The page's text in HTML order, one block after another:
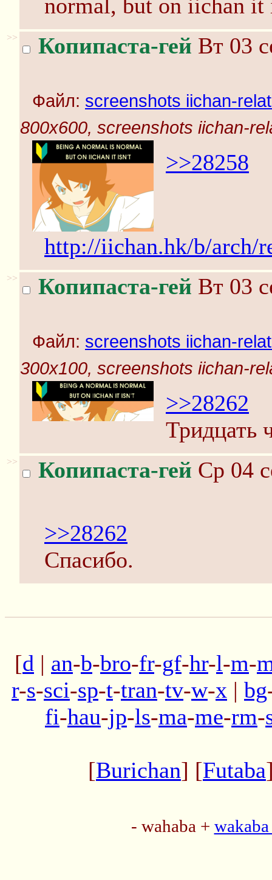
normal, but on iichan
>> Копипаста-гей Вт 03
Файл: screenshots iichan-
800x600, screenshots iichan-
>>28258
http://iichan.hk/b/arch/
>> Копипаста-гей Вт 03
Файл: screenshots iichan-
300x100, screenshots iichan-
>>28262
Тридцать
>> Копипаста-гей Ср 04
>>28262
Спасибо.
[d | an-b-bro-fr-gf-hr-l-m-
r-s-sci-sp-t-tran-tv-w-x | bg
fi-hau-jp-ls-ma-me-rm-
[Burichan] [Futaba
- wahaba +